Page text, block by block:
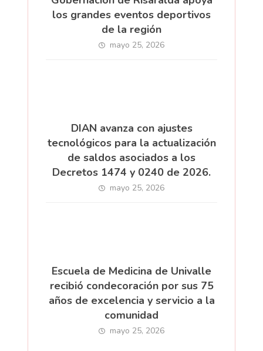
los grandes eventos deportivos
de la región
mayo 25, 2026
DIAN avanza con ajustes
tecnológicos para la actualización
de saldos asociados a los
Decretos 1474 y 0240 de 2026.
mayo 25, 2026
Escuela de Medicina de Univalle
recibió condecoración por sus 75
años de excelencia y servicio a la
comunidad
mayo 25, 2026